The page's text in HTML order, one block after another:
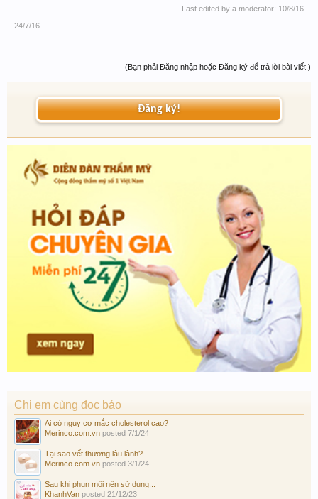
Last edited by a moderator: 10/8/16
24/7/16
(Bạn phải Đăng nhập hoặc Đăng ký để trả lời bài viết.)
Đăng ký!
Chị em cùng đọc báo
Ai có nguy cơ mắc cholesterol cao?
Merinco.com.vn posted 7/1/24
Tại sao vết thương lâu lành?...
Merinco.com.vn posted 3/1/24
Sau khi phun môi nên sử dụng...
KhanhVan posted 21/12/23